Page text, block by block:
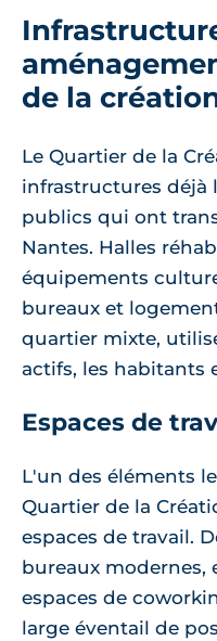
de la
Le Quartier de la
infrastructures déjà
publics qui ont
Nantes. Halles
équipements
bureaux et
quartier mixte,
actifs, les habitants
Espaces de
L'un des éléments
Quartier de la
espaces de travail.
bureaux modernes,
espaces de
large éventail de